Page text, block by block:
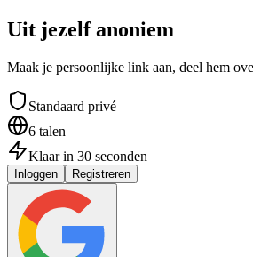
Uit jezelf anoniem
Maak je persoonlijke link aan, deel hem
Standaard privé
6 talen
Klaar in 30 seconden
Inloggen Registreren